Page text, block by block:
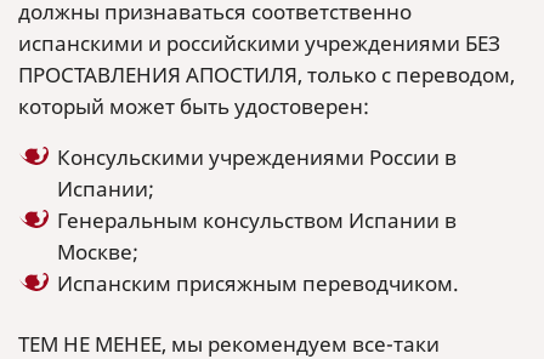
должны признаваться соответственно
испанскими и российскими учреждениями БЕЗ
ПРОСТАВЛЕНИЯ АПОСТИЛЯ, только с переводом,
который может быть удостоверен:
Консульскими учреждениями России в
Испании;
Генеральным консульством Испании в
Москве;
Испанским присяжным переводчиком.
ТЕМ НЕ МЕНЕЕ, мы рекомендуем все-таки